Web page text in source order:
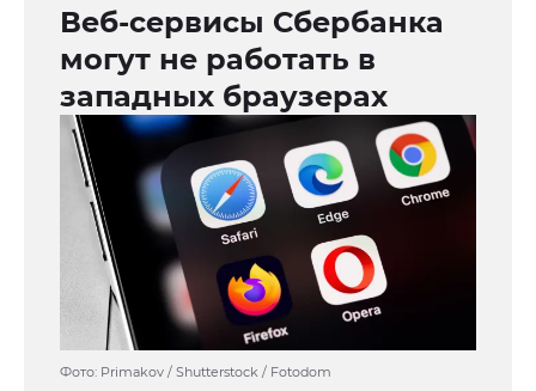
Веб-сервисы Сбербанка
могут не работать в
западных браузерах
Фото: Primakov / Shutterstock / Fotodom